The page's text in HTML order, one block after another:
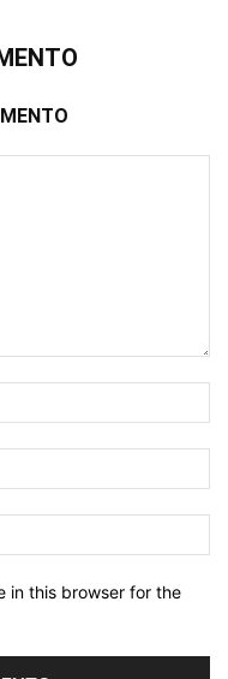
in this browser for the